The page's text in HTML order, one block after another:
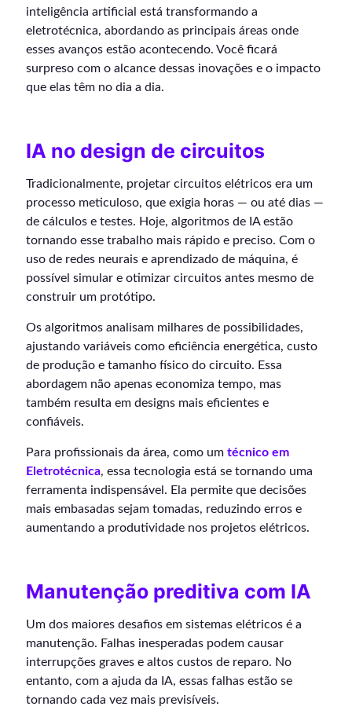
inteligência artificial está transformando a
eletrotécnica, abordando as principais áreas onde
esses avanços estão acontecendo. Você ficará
surpreso com o alcance dessas inovações e o impacto
que elas têm no dia a dia.
IA no design de circuitos
Tradicionalmente, projetar circuitos elétricos era um
processo meticuloso, que exigia horas — ou até dias —
de cálculos e testes. Hoje, algoritmos de IA estão
tornando esse trabalho mais rápido e preciso. Com o
uso de redes neurais e aprendizado de máquina, é
possível simular e otimizar circuitos antes mesmo de
construir um protótipo.
Os algoritmos analisam milhares de possibilidades,
ajustando variáveis como eficiência energética, custo
de produção e tamanho físico do circuito. Essa
abordagem não apenas economiza tempo, mas
também resulta em designs mais eficientes e
confiáveis.
Para profissionais da área, como um técnico em
Eletrotécnica, essa tecnologia está se tornando uma
ferramenta indispensável. Ela permite que decisões
mais embasadas sejam tomadas, reduzindo erros e
aumentando a produtividade nos projetos elétricos.
Manutenção preditiva com IA
Um dos maiores desafios em sistemas elétricos é a
manutenção. Falhas inesperadas podem causar
interrupções graves e altos custos de reparo. No
entanto, com a ajuda da IA, essas falhas estão se
tornando cada vez mais previsíveis.